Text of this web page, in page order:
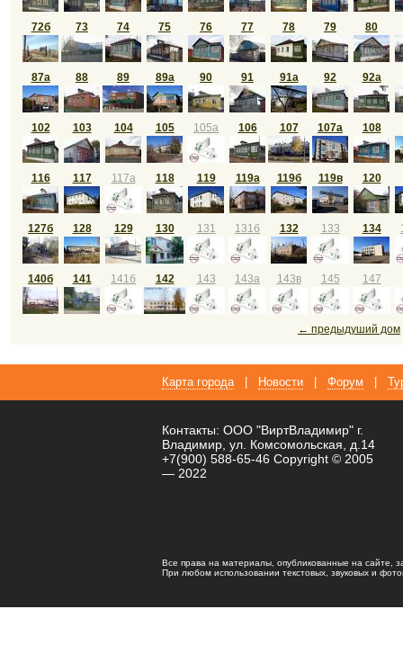
72б 73 74 75 76 77 78 79 80
87а 88 89 89а 90 91 91а 92 92а
102 103 104 105 105а 106 107 107а 108
116 117 117а 118 119 119а 119б 119в 120
127б 128 129 130 131 131б 132 133 134
140б 141 141б 142 143 143а 143в 145 147
← предыдуший дом
Карта города Новости Форум
Контакты: ООО "ВиртВладимир" г.
Владимир, ул. Комсомольская, д.14
+7(900) 588-65-46 Copyright © 2005
— 2022
Все права на материалы, опубликованные на сайте,
При любом использовании текстовых, звуковых и